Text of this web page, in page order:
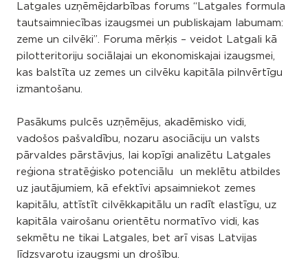
Latgales uzņēmējdarbības forums “Latgales formula
tautsaimniecības izaugsmei un publiskajam labumam:
zeme un cilvēki”. Foruma mērķis – veidot Latgali kā
pilotteritoriju sociālajai un ekonomiskajai izaugsmei,
kas balstīta uz zemes un cilvēku kapitāla pilnvērtīgu
izmantošanu.
Pasākums pulcēs uzņēmējus, akadēmisko vidi,
vadošos pašvaldību, nozaru asociāciju un valsts
pārvaldes pārstāvjus, lai kopīgi analizētu Latgales
reģiona stratēģisko potenciālu un meklētu atbildes
uz jautājumiem, kā efektīvi apsaimniekot zemes
kapitālu, attīstīt cilvēkkapitālu un radīt elastīgu, uz
kapitāla vairošanu orientētu normatīvo vidi, kas
sekmētu ne tikai Latgales, bet arī visas Latvijas
līdzsvarotu izaugsmi un drošību.